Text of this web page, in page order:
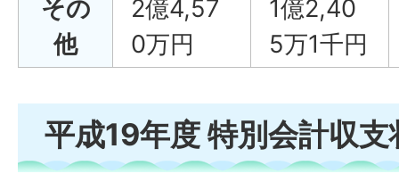
その
他
2億4,57
0万円
1億2,40
5万1千円
平成19年度 特別会計収支